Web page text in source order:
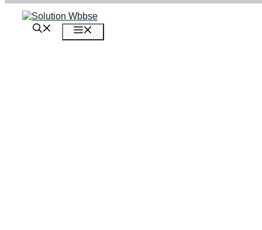
এড়িেয়
লেখায়